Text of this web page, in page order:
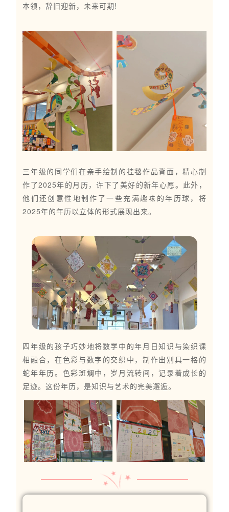
本领，辞旧迎新，未来可期!
三年级的同学们在亲手绘制的挂毯作品背面，精心制
作了2025年的月历，许下了美好的新年心愿。此外，
他们还创意性地制作了一些充满趣味的年历球，将
2025年的年历以立体的形式展现出来。
四年级的孩子巧妙地将数学中的年月日知识与染织课
相融合，在色彩与数字的交织中，制作出别具一格的
蛇年年历。色彩斑斓中，岁月流转间，记录着成长的
足迹。这份年历，是知识与艺术的完美邂逅。